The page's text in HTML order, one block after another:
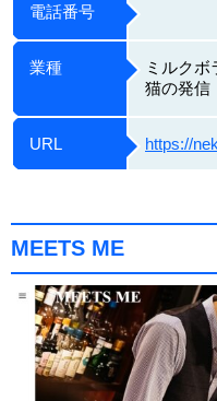
電話番号
業種
ミルク
猫の発信
URL https://
MEETS ME